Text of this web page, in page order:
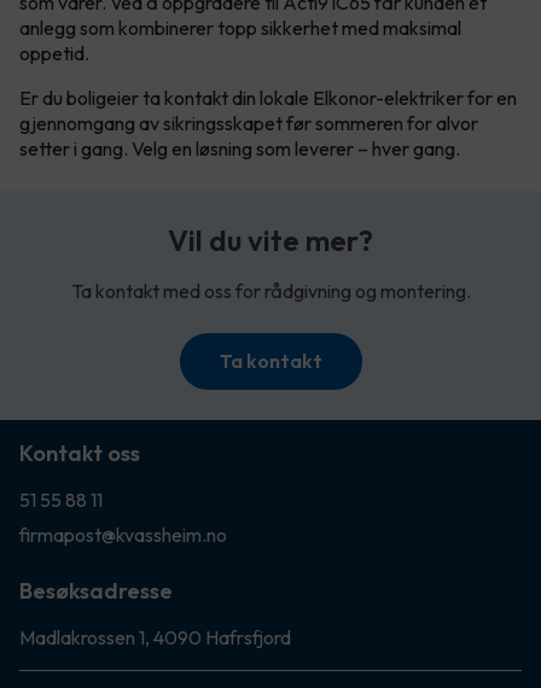
anlegg som kombinerer topp sikkerhet med maksimal
oppetid.
Er du boligeier ta kontakt din lokale Elkonor-elektriker for en
gjennomgang av sikringsskapet før sommeren for alvor
setter i gang. Velg en løsning som leverer – hver gang.
Vil du vite mer?
Ta kontakt med oss for rådgivning og montering.
Ta kontakt
Kontakt oss
51 55 88 11
firmapost@kvassheim.no
Besøksadresse
Madlakrossen 1, 4090 Hafrsfjord